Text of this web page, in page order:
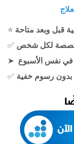
⭐ قبل وبعد متاحة
✅ لكل شخص
➤ نفس الأسبوع
✅ بدون رسوم خفية